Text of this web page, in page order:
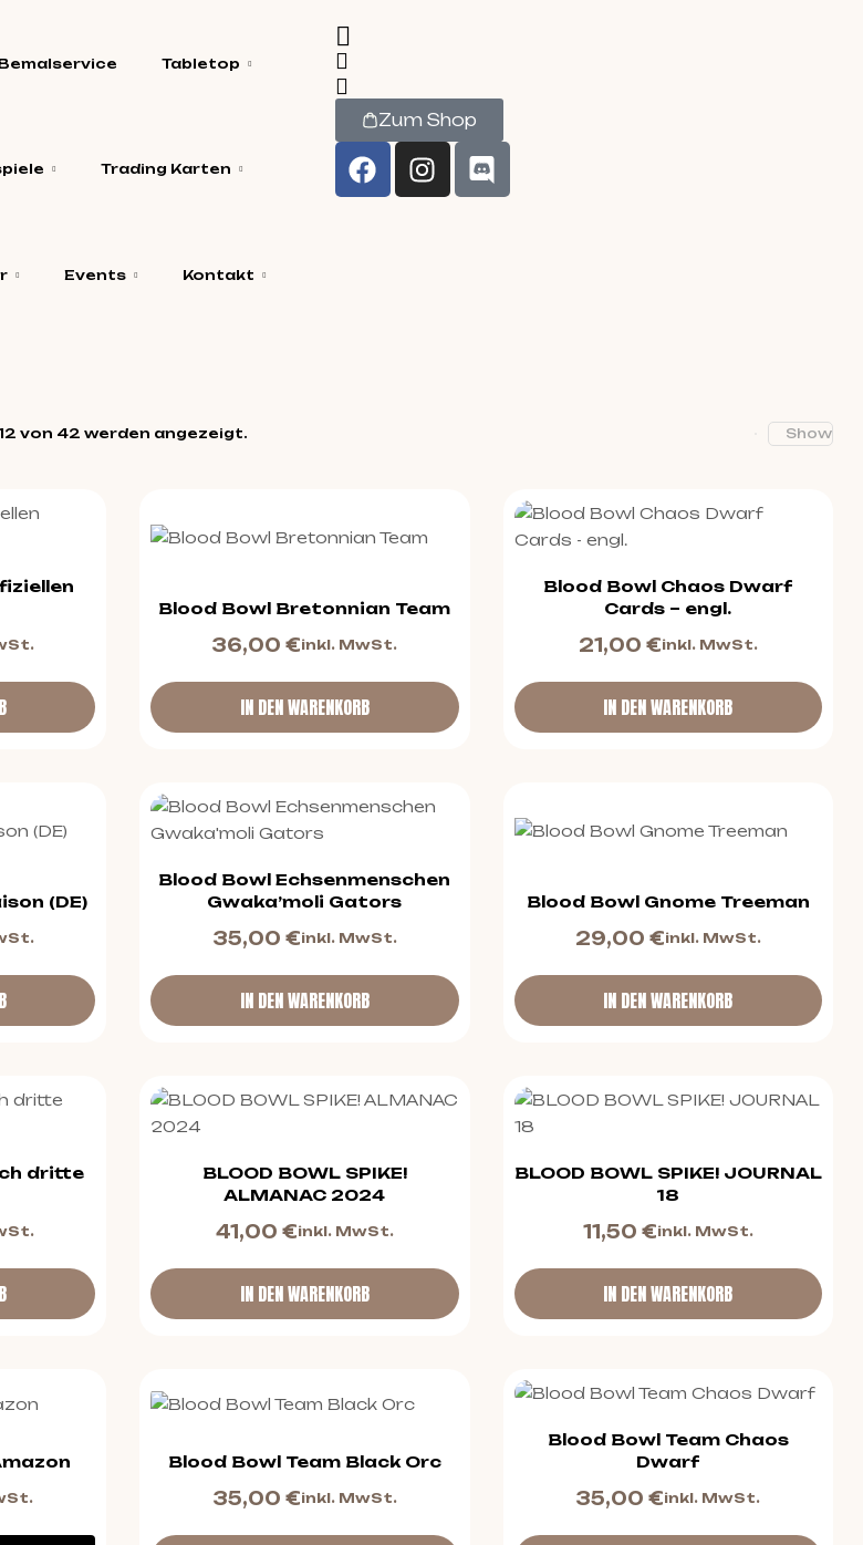
Tabletop
Trading Karten
Events Kontakt
Zum Shop
von 42 werden angezeigt. Show
Blood Bowl Bretonnian Team
36,00€inkl. MwSt.
IN DEN WARENKORB
Blood Bowl Chaos Dwarf
Cards – engl.
21,00 €inkl. MwSt.
IN DEN WARENKORB
(DE)
Blood Bowl Echsenmenschen
Gwaka’moli Gators
35,00 €inkl. MwSt.
IN DEN WARENKORB
Blood Bowl Gnome Treeman
29,00 €inkl. MwSt.
IN DEN WARENKORB
dritte
BLOOD BOWL SPIKE!
ALMANAC 2024
41,00 €inkl. MwSt.
IN DEN WARENKORB
BLOOD BOWL SPIKE! JOURNAL
18
11,50 €inkl. MwSt.
IN DEN WARENKORB
Blood Bowl Team Black Orc
35,00 €inkl. MwSt.
Blood Bowl Team Chaos
Dwarf
35,00€inkl. MwSt.